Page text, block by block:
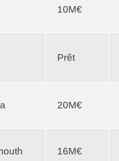
10M€
Prêt
20M€
16M€